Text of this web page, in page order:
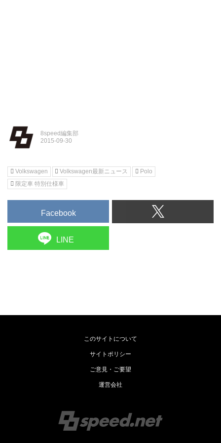
8speed編集部
Volkswagen Volkswagen最新ニュース
Polo
限定車 特別仕様車
Facebook
LINE
このサイトについて
サイトポリシー
ご意見・ご要望
運営会社